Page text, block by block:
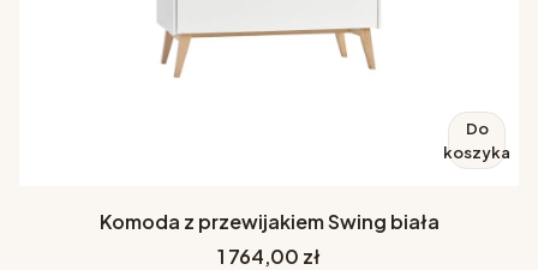
Do
koszyka
Komoda z przewijakiem Swing biała
Cena
1 764,00 zł